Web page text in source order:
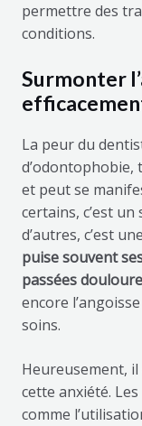
permettre des
conditions.
Surmonter
La peur du
d’odontophobie,
et peut se
certains, c’est
d’autres, c’est
puise souvent
passées
encore
soins.
Heureusement,
cette anxiété.
comme